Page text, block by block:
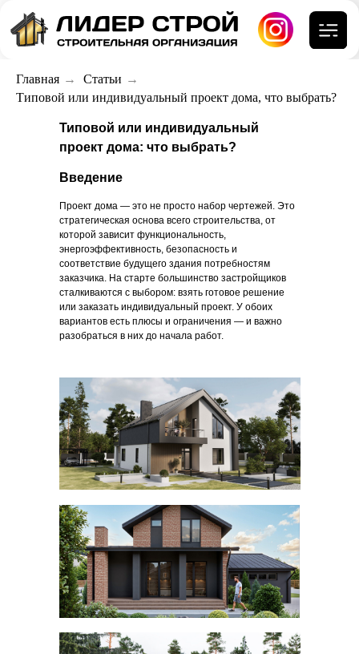
Главная → Статьи →
Типовой или индивидуальный проект дома, что выбрать?
Проект дома — это не просто набор чертежей. Это
стратегическая основа всего строительства, от
которой зависит функциональность,
энергоэффективность, безопасность и
соответствие будущего здания потребностям
заказчика. На старте большинство застройщиков
сталкиваются с выбором: взять готовое решение
или заказать индивидуальный проект. У обоих
вариантов есть плюсы и ограничения — и важно
разобраться в них до начала работ.
Типовой или индивидуальный
проект дома: что выбрать?
Введение